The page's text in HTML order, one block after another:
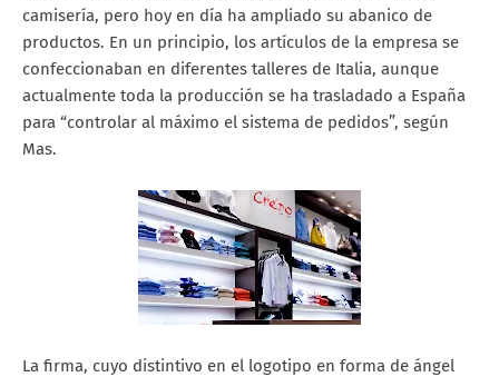
camisería, pero hoy en día ha ampliado su abanico de
productos. En un principio, los artículos de la empresa se
confeccionaban en diferentes talleres de Italia, aunque
actualmente toda la producción se ha trasladado a España
para “controlar al máximo el sistema de pedidos”, según
Mas.
La firma, cuyo distintivo en el logotipo en forma de ángel